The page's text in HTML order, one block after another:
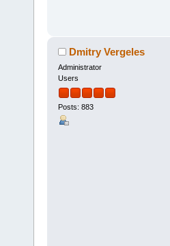
Dmitry Vergeles
Administrator
Users
Posts: 883